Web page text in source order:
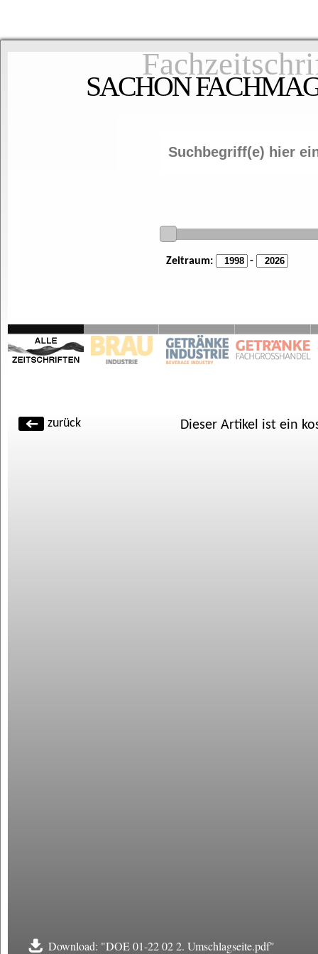
SACHON
Zeitraum: -
zurück Dieser Artikel ist ein
Download: "DOE 01-22 02 2. Umschlagseite.pdf"